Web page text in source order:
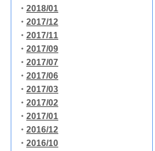
・ 2018/01
・ 2017/12
・ 2017/11
・ 2017/09
・ 2017/07
・ 2017/06
・ 2017/03
・ 2017/02
・ 2017/01
・ 2016/12
・ 2016/10